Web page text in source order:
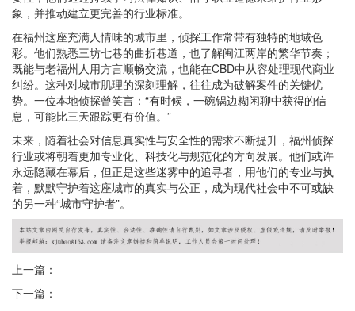
象，并推动建立更完善的行业标准。
在福州这座充满人情味的城市里，侦探工作常带有独特的地域色
彩。他们熟悉三坊七巷的曲折巷道，也了解闽江两岸的繁华节奏；
既能与老福州人用方言顺畅交流，也能在CBD中从容处理现代商业
纠纷。这种对城市肌理的深刻理解，往往成为破解案件的关键优
势。一位本地侦探曾笑言：“有时候，一碗锅边糊闲聊中获得的信
息，可能比三天跟踪更有价值。”
未来，随着社会对信息真实性与安全性的需求不断提升，福州侦探
行业或将朝着更加专业化、科技化与规范化的方向发展。他们或许
永远隐藏在幕后，但正是这些迷雾中的追寻者，用他们的专业与执
着，默默守护着这座城市的真实与公正，成为现代社会中不可或缺
的另一种“城市守护者”。
上一篇：
下一篇：